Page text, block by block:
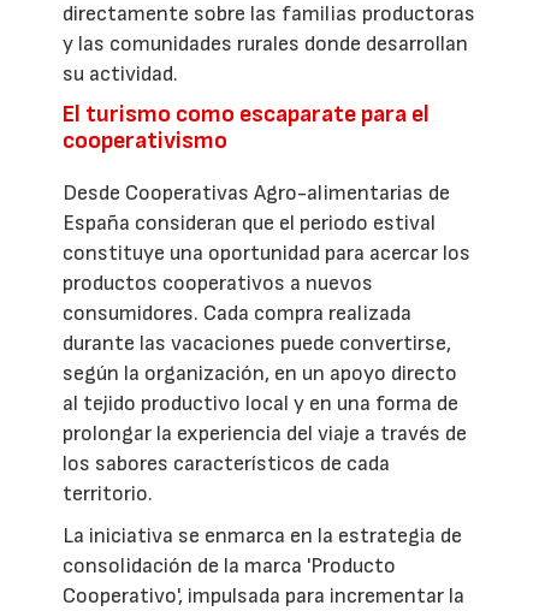
directamente sobre las familias productoras
y las comunidades rurales donde desarrollan
su actividad.
El turismo como escaparate para el
cooperativismo
Desde Cooperativas Agro-alimentarias de
España consideran que el periodo estival
constituye una oportunidad para acercar los
productos cooperativos a nuevos
consumidores. Cada compra realizada
durante las vacaciones puede convertirse,
según la organización, en un apoyo directo
al tejido productivo local y en una forma de
prolongar la experiencia del viaje a través de
los sabores característicos de cada
territorio.
La iniciativa se enmarca en la estrategia de
consolidación de la marca 'Producto
Cooperativo', impulsada para incrementar la